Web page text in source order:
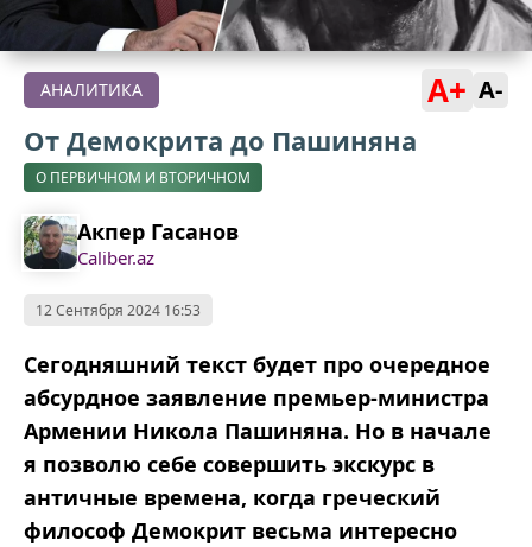
АНАЛИТИКА A+ A-
От Демокрита до Пашиняна
О ПЕРВИЧНОМ И ВТОРИЧНОМ
Акпер Гасанов
Caliber.az
12 Сентября 2024 16:53
Сегодняшний текст будет про очередное
абсурдное заявление премьер-министра
Армении Никола Пашиняна. Но в начале
я позволю себе совершить экскурс в
античные времена, когда греческий
философ Демокрит весьма интересно